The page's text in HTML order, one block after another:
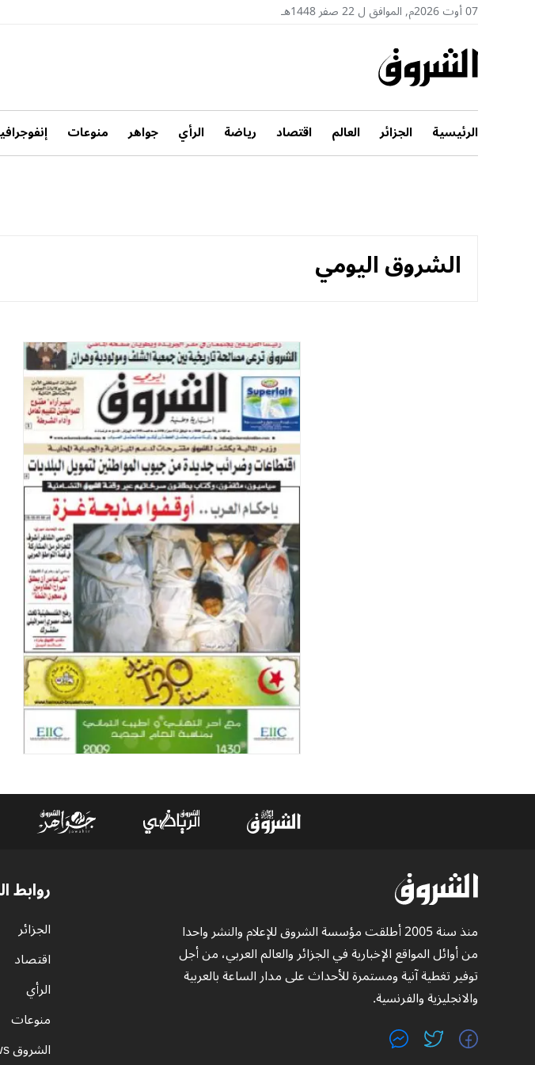
07 أوت 2026م, الموافق ل 22 صفر 1448هـ
الرئيسية الجزائر العالم اقتصاد رياضة الرأي جواهر منوعات
الشروق اليومي
منذ سنة 2005 أطلقت مؤسسة الشروق للإعلام والنشر واحدا
من أوائل المواقع الإخبارية في الجزائر والعالم العربي، من أجل
توفير تغطية آنية ومستمرة للأحداث على مدار الساعة بالعربية
والانجليزية والفرنسية.
روابط
الجزائر
اقتصاد
الرأي
منوعات
الشروق News